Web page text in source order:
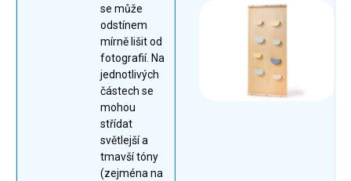
se může
odstínem
mírně lišit od
fotografií. Na
jednotlivých
částech se
mohou
střídat
světlejší a
tmavší tóny
(zejména na